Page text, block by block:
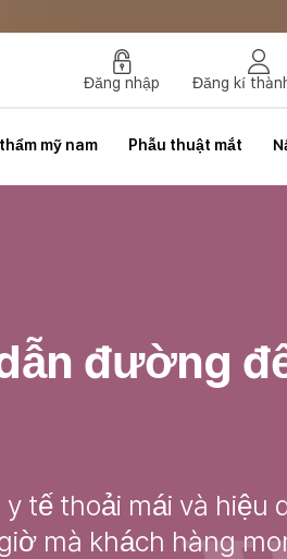
Đăng nhập Đăng kí
mỹ nam Phẫu thuật mắt
đường
tế thoải mái và hiệu
mà khách hàng